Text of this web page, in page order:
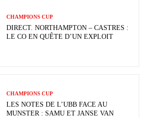
CHAMPIONS CUP
DIRECT. NORTHAMPTON – CASTRES :
LE CO EN QUÊTE D’UN EXPLOIT
CHAMPIONS CUP
LES NOTES DE L’UBB FACE AU
MUNSTER : SAMU ET JANSE VAN